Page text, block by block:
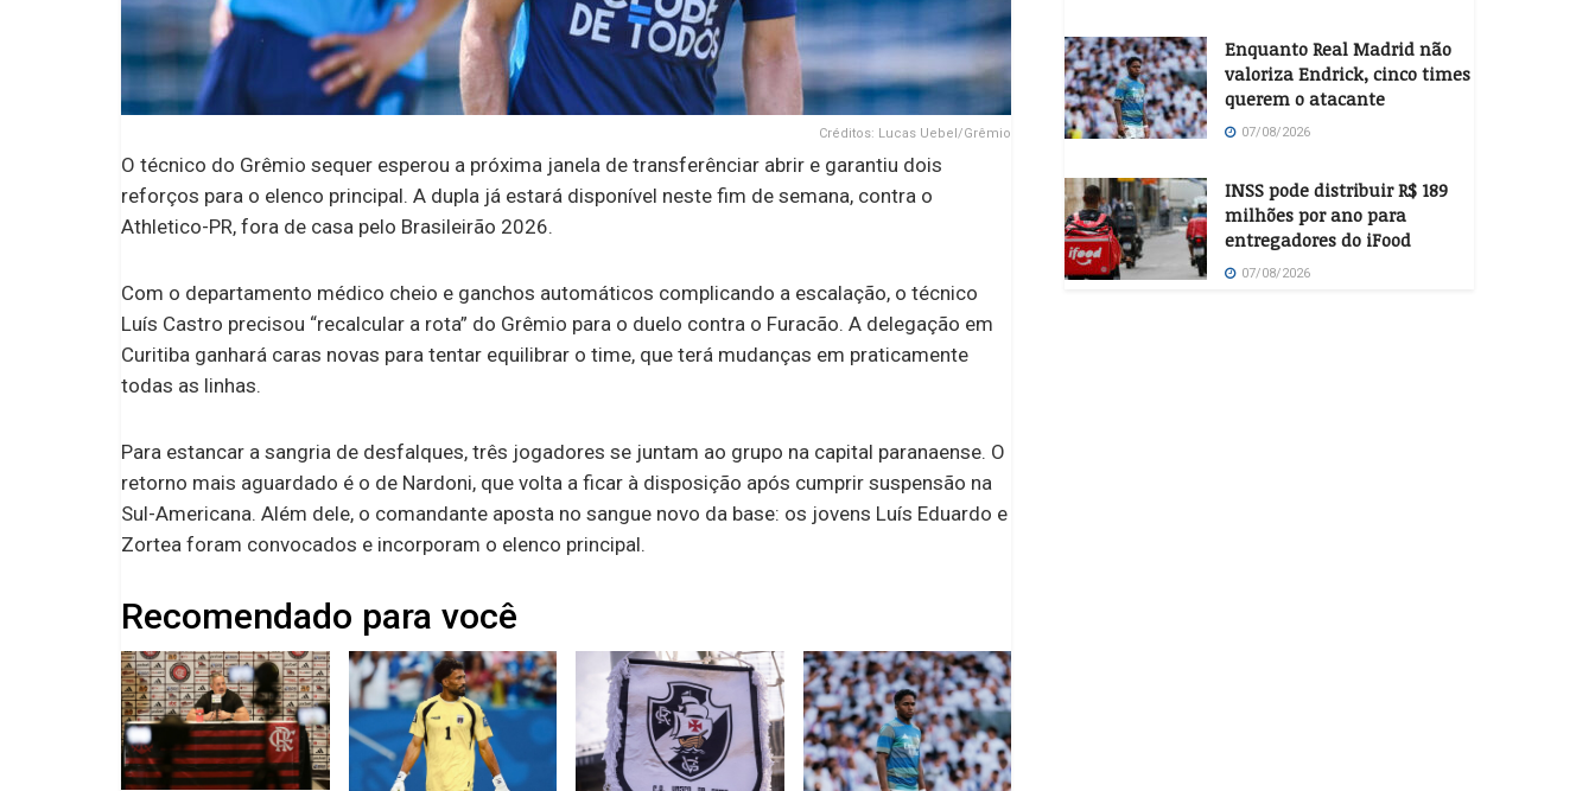
Créditos: Lucas Uebel/Grêmio
O técnico do Grêmio sequer esperou a próxima janela de transferênciar abrir e garantiu dois
reforços para o elenco principal. A dupla já estará disponível neste fim de semana, contra o
Athletico-PR, fora de casa pelo Brasileirão 2026.
Com o departamento médico cheio e ganchos automáticos complicando a escalação, o técnico
Luís Castro precisou “recalcular a rota” do Grêmio para o duelo contra o Furacão. A delegação em
Curitiba ganhará caras novas para tentar equilibrar o time, que terá mudanças em praticamente
todas as linhas.
Para estancar a sangria de desfalques, três jogadores se juntam ao grupo na capital paranaense. O
retorno mais aguardado é o de Nardoni, que volta a ficar à disposição após cumprir suspensão na
Sul-Americana. Além dele, o comandante aposta no sangue novo da base: os jovens Luís Eduardo e
Zortea foram convocados e incorporam o elenco principal.
Recomendado para você
Enquanto Real Madrid não
valoriza Endrick, cinco times
querem o atacante
07/08/2026
INSS pode distribuir R$ 189
milhões por ano para
entregadores do iFood
07/08/2026